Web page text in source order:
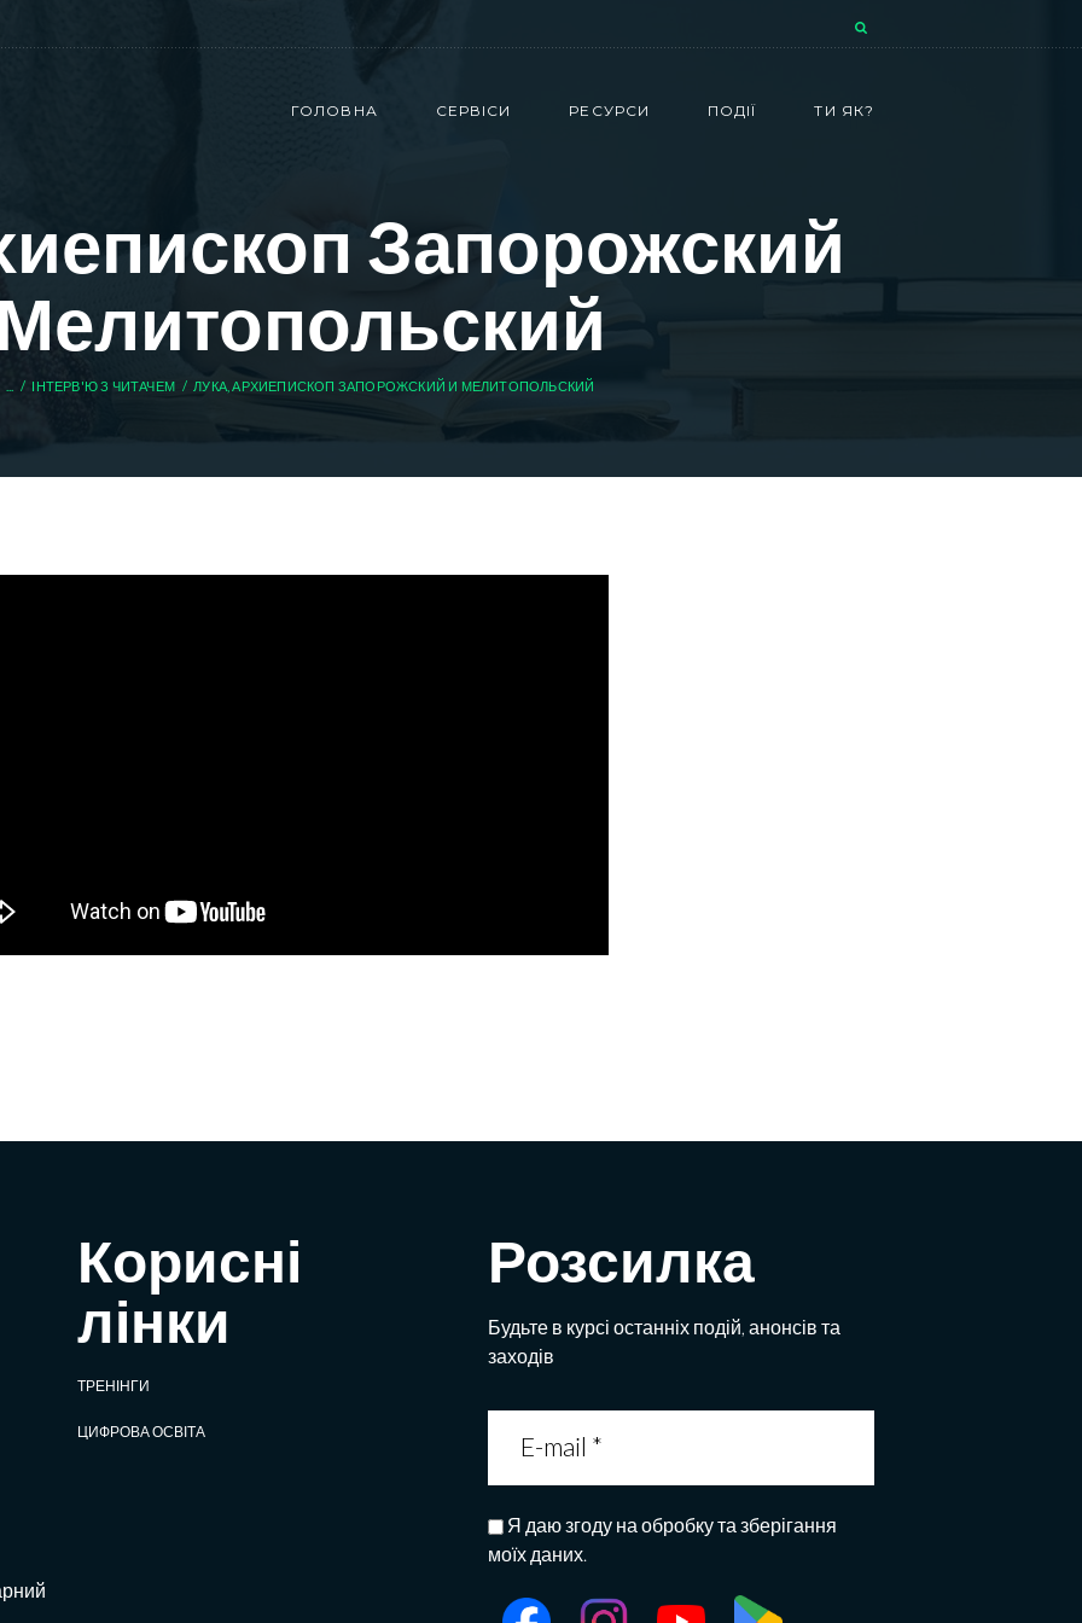
ГОЛОВНА СЕРВІСИ РЕСУРСИ ПОДІЇ ТИ ЯК?
Запорожский
ІНТЕРВ'Ю З ЧИТАЧЕМ ЛУКА, АРХИЕПИСКОП ЗАПОРОЖСКИЙ И МЕЛИТОПОЛЬСКИЙ
Корисні
лінки
ТРЕНІНГИ
ЦИФРОВА ОСВІТА
Розсилка
Будьте в курсі останніх подій, анонсів та
заходів
Я даю згоду на обробку та зберігання
моїх даних.